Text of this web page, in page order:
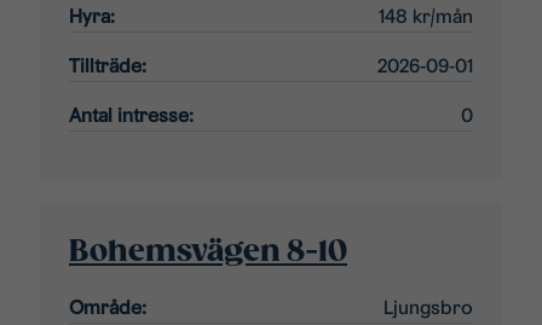
Hyra: 148 kr/mån
Tillträde: 2026-09-01
Antal intresse: 0
Bohemsvägen 8-10
Område: Ljungsbro